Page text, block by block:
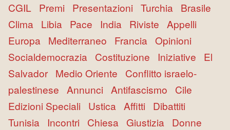
CGIL Premi Presentazioni Turchia Brasile
Clima Libia Pace India Riviste Appelli
Europa Mediterraneo Francia Opinioni
Socialdemocrazia Costituzione Iniziative El
Salvador Medio Oriente Conflitto israelo-
palestinese Annunci Antifascismo Cile
Edizioni Speciali Ustica Affitti Dibattiti
Tunisia Incontri Chiesa Giustizia Donne